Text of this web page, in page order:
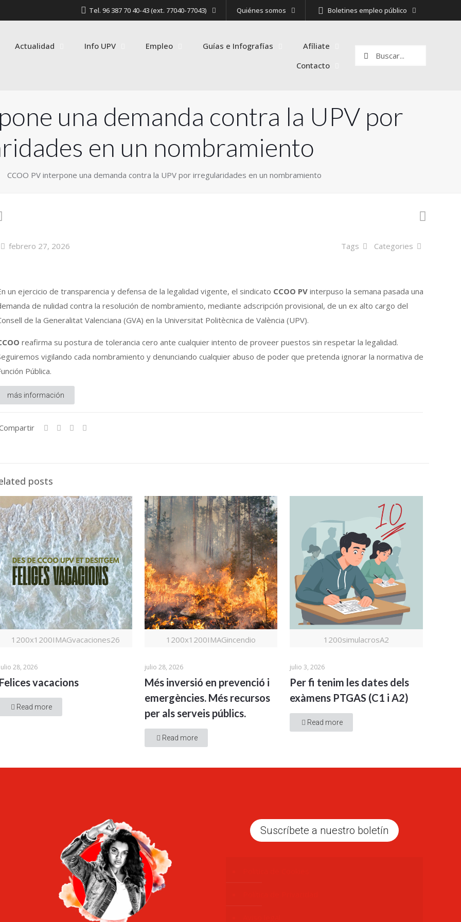
Tel. 96 387 70 40-43 (ext. 77040-77043) Quiénes somos Boletines empleo público
Actualidad Info UPV Empleo Guías e Infografías
Afíliate
Contacto
una demanda contra la UPV por
en un nombramiento
CCOO PV interpone una demanda contra la UPV por irregularidades en un nombramiento
febrero 27, 2026 Categories
Tags
un ejercicio de transparencia y defensa de la legalidad vigente, el sindicato CCOO PV interpuso la semana pasada una
de nulidad contra la resolución de nombramiento, mediante adscripción provisional, de un ex alto cargo del
de la Generalitat Valenciana (GVA) en la Universitat Politècnica de València (UPV).
reafirma su postura de tolerancia cero ante cualquier intento de proveer puestos sin respetar la legalidad.
vigilando cada nombramiento y denunciando cualquier abuso de poder que pretenda ignorar la normativa de
Pública.
más información
posts
1200x1200IMAGvacaciones26
28, 2026
vacacions
Read more
1200x1200IMAGincendio
julio 28, 2026
Més inversió en prevenció i
emergències. Més recursos
per als serveis públics.
Read more
1200simulacrosA2
julio 3, 2026
Per fi tenim les dates dels
exàmens PTGAS (C1 i A2)
Read more
Suscríbete a nuestro boletín